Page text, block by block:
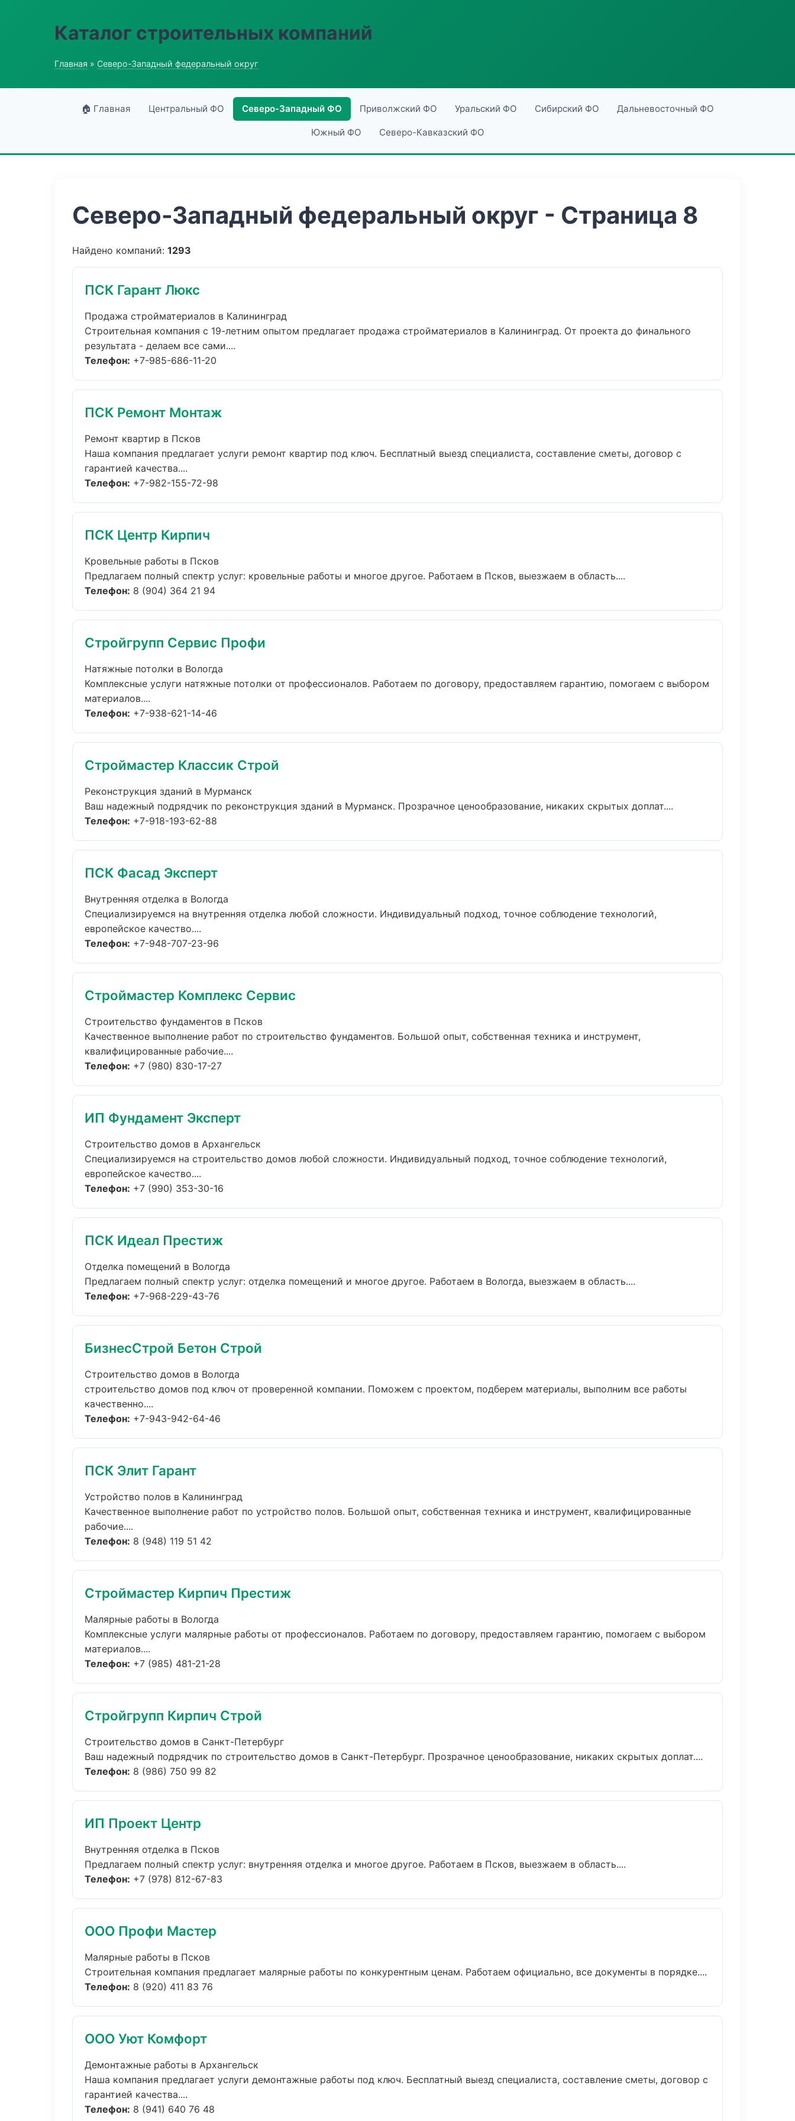
Каталог строительных компаний
Главная » Северо-Западный федеральный округ
🏠 Главная Центральный ФО Северо-Западный ФО Приволжский ФО Уральский ФО Сибирский ФО Дальневосточный ФО
Южный ФО Северо-Кавказский ФО
Северо-Западный федеральный округ - Страница 8
Найдено компаний: 1293
ПСК Гарант Люкс
Продажа стройматериалов в Калининград
Строительная компания с 19-летним опытом предлагает продажа стройматериалов в Калининград. От проекта до финального
результата - делаем все сами....
Телефон: +7-985-686-11-20
ПСК Ремонт Монтаж
Ремонт квартир в Псков
Наша компания предлагает услуги ремонт квартир под ключ. Бесплатный выезд специалиста, составление сметы, договор с
гарантией качества....
Телефон: +7-982-155-72-98
ПСК Центр Кирпич
Кровельные работы в Псков
Предлагаем полный спектр услуг: кровельные работы и многое другое. Работаем в Псков, выезжаем в область....
Телефон: 8 (904) 364 21 94
Стройгрупп Сервис Профи
Натяжные потолки в Вологда
Комплексные услуги натяжные потолки от профессионалов. Работаем по договору, предоставляем гарантию, помогаем с выбором
материалов....
Телефон: +7-938-621-14-46
Строймастер Классик Строй
Реконструкция зданий в Мурманск
Ваш надежный подрядчик по реконструкция зданий в Мурманск. Прозрачное ценообразование, никаких скрытых доплат....
Телефон: +7-918-193-62-88
ПСК Фасад Эксперт
Внутренняя отделка в Вологда
Специализируемся на внутренняя отделка любой сложности. Индивидуальный подход, точное соблюдение технологий,
европейское качество....
Телефон: +7-948-707-23-96
Строймастер Комплекс Сервис
Строительство фундаментов в Псков
Качественное выполнение работ по строительство фундаментов. Большой опыт, собственная техника и инструмент,
квалифицированные рабочие....
Телефон: +7 (980) 830-17-27
ИП Фундамент Эксперт
Строительство домов в Архангельск
Специализируемся на строительство домов любой сложности. Индивидуальный подход, точное соблюдение технологий,
европейское качество....
Телефон: +7 (990) 353-30-16
ПСК Идеал Престиж
Отделка помещений в Вологда
Предлагаем полный спектр услуг: отделка помещений и многое другое. Работаем в Вологда, выезжаем в область....
Телефон: +7-968-229-43-76
БизнесСтрой Бетон Строй
Строительство домов в Вологда
строительство домов под ключ от проверенной компании. Поможем с проектом, подберем материалы, выполним все работы
качественно....
Телефон: +7-943-942-64-46
ПСК Элит Гарант
Устройство полов в Калининград
Качественное выполнение работ по устройство полов. Большой опыт, собственная техника и инструмент, квалифицированные
рабочие....
Телефон: 8 (948) 119 51 42
Строймастер Кирпич Престиж
Малярные работы в Вологда
Комплексные услуги малярные работы от профессионалов. Работаем по договору, предоставляем гарантию, помогаем с выбором
материалов....
Телефон: +7 (985) 481-21-28
Стройгрупп Кирпич Строй
Строительство домов в Санкт-Петербург
Ваш надежный подрядчик по строительство домов в Санкт-Петербург. Прозрачное ценообразование, никаких скрытых доплат....
Телефон: 8 (986) 750 99 82
ИП Проект Центр
Внутренняя отделка в Псков
Предлагаем полный спектр услуг: внутренняя отделка и многое другое. Работаем в Псков, выезжаем в область....
Телефон: +7 (978) 812-67-83
ООО Профи Мастер
Малярные работы в Псков
Строительная компания предлагает малярные работы по конкурентным ценам. Работаем официально, все документы в порядке....
Телефон: 8 (920) 411 83 76
ООО Уют Комфорт
Демонтажные работы в Архангельск
Наша компания предлагает услуги демонтажные работы под ключ. Бесплатный выезд специалиста, составление сметы, договор с
гарантией качества....
Телефон: 8 (941) 640 76 48